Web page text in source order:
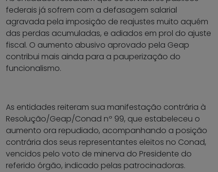
federais já sofrem com a defasagem salarial
agravada pela imposição de reajustes muito aquém
das perdas acumuladas, e adiados em prol do ajuste
fiscal. O aumento abusivo aprovado pela Geap
contribui mais ainda para a pauperização do
funcionalismo.
As entidades reiteram sua manifestação contrária à
Resolução/Geap/Conad nº 99, que estabeleceu o
aumento ora repudiado, acompanhando a posição
contrária dos seus representantes eleitos no Conad,
vencidos pelo voto de minerva do Presidente do
referido órgão, indicado pelas patrocinadoras.